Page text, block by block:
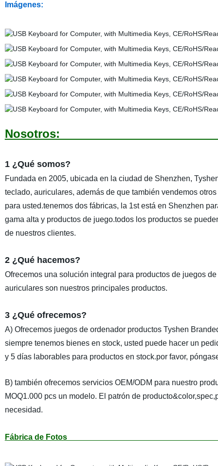
Imágenes:
1 ¿Qué somos?
Fundada en 2005, ubicada en la ciudad de Shenzhen,
teclado, auriculares, además de que también vendemos
para usted.tenemos dos fábricas, la 1st está en Shenzhen
gama alta y productos de juego.todos los productos se
de nuestros clientes.
2 ¿Qué hacemos?
Ofrecemos una solución integral para productos de juegos
auriculares son nuestros principales productos.
3 ¿Qué ofrecemos?
A) Ofrecemos juegos de ordenador productos Tyshen
siempre tenemos bienes en stock, usted puede hacer un
y 5 días laborables para productos en stock.por favor,
B) también ofrecemos servicios OEM/ODM para nuestro
MOQ1.000 pcs un modelo. El patrón de
necesidad.
Fábrica de